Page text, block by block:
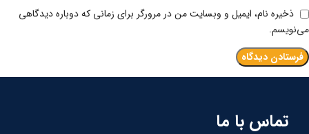
ذخیره نام، ایمیل و وبسایت من در مرورگر برای زمانی که دوباره دیدگاهی
می‌نویسم.
تماس با ما